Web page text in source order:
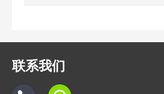
联系我们